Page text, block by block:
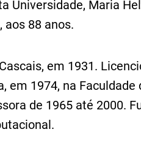
Universidade, Maria
aos 88 anos.
em 1931.
em 1974, na Faculdade
de 1965 até 2000.